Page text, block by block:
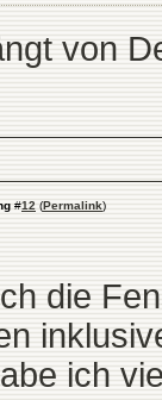
von
#12 (Permalink)
die
ich